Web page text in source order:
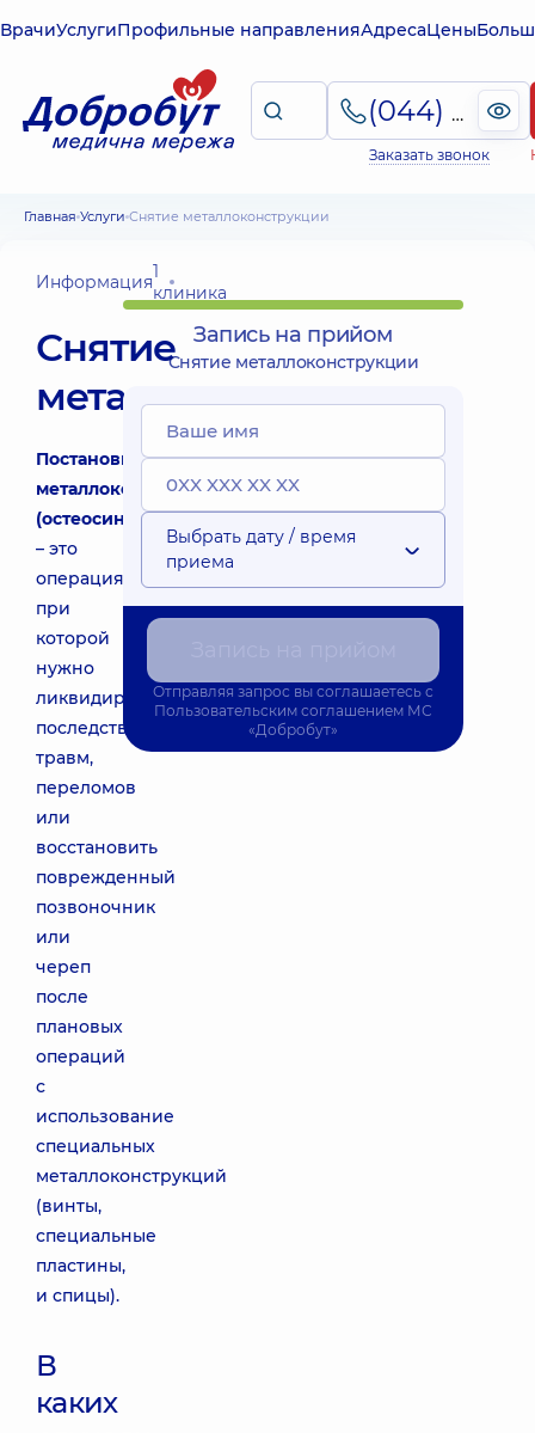
ВрачиУслугиПрофильные направленияАдресаЦены
(044) 495-2-888
Заказать звонок
Главная Услуги Снятие металлоконструкции
Информация1
клиника
Снятие
металлоконструкции
Постановка
металлоконструкций
(остеосинтез)
– это
операция,
при
которой
нужно
ликвидировать
последствия
травм,
переломов
или
восстановить
поврежденный
позвоночник
или
череп
после
плановых
операций
с
использование
специальных
металлоконструкций
(винты,
специальные
пластины,
и спицы).
В
каких
Запись на прийом
Снятие металлоконструкции
Выбрать дату / время
приема
Отправляя запрос вы соглашаетесь с
Пользовательским соглашением МС
«Добробут»